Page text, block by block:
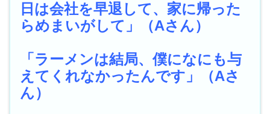
日は会社を早退して、家に帰った
らめまいがして」（Aさん）
「ラーメンは結局、僕になにも与
えてくれなかったんです」（Aさ
ん）